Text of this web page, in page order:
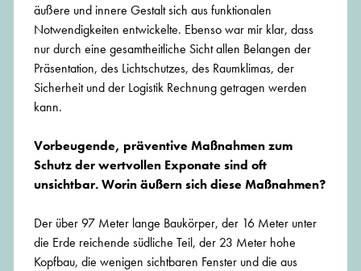
äußere und innere Gestalt sich aus funktionalen
Notwendigkeiten entwickelte. Ebenso war mir klar, dass
nur durch eine gesamtheitliche Sicht allen Belangen der
Präsentation, des Lichtschutzes, des Raumklimas, der
Sicherheit und der Logistik Rechnung getragen werden
kann.
Vorbeugende, präventive Maßnahmen zum
Schutz der wertvollen Exponate sind oft
unsichtbar. Worin äußern sich diese Maßnahmen?
Der über 97 Meter lange Baukörper, der 16 Meter unter
die Erde reichende südliche Teil, der 23 Meter hohe
Kopfbau, die wenigen sichtbaren Fenster und die aus